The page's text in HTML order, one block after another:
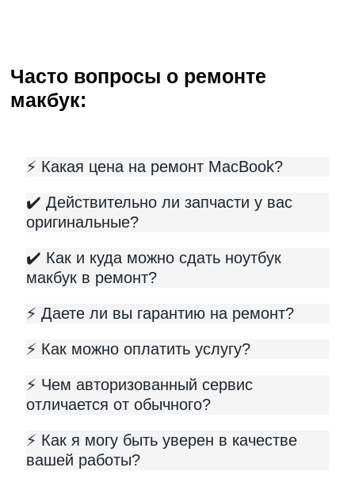
Часто вопросы о ремонте
макбук:
⚡️ Какая цена на ремонт MacBook?
✔️ Действительно ли запчасти у вас
оригинальные?
✔️ Как и куда можно сдать ноутбук
макбук в ремонт?
⚡️ Даете ли вы гарантию на ремонт?
⚡️ Как можно оплатить услугу?
⚡️ Чем авторизованный сервис
отличается от обычного?
⚡️ Как я могу быть уверен в качестве
вашей работы?